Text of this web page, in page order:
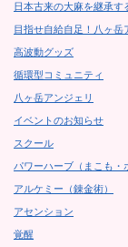
日本古来の大麻を継承す
目指せ自給自足！八ヶ岳
高波動グッズ
循環型コミュニティ
八ヶ岳アンジェリ
イベントのお知らせ
スクール
パワーハーブ（まこも・
アルケミー（錬金術）
アセンション
覚醒